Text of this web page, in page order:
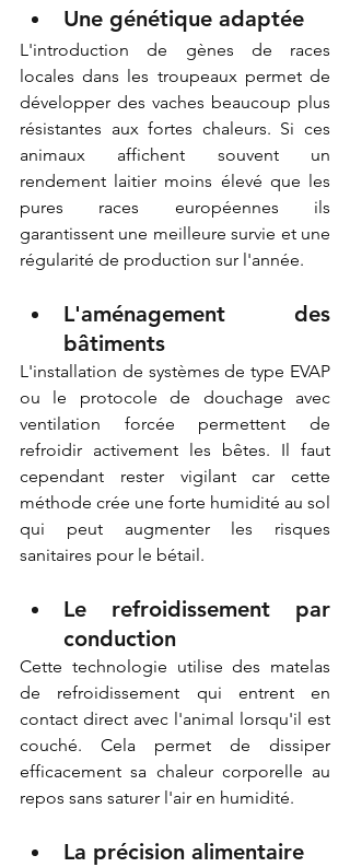
Une génétique adaptée
L'introduction de gènes de races
locales dans les troupeaux permet de
développer des vaches beaucoup plus
résistantes aux fortes chaleurs. Si ces
animaux affichent souvent un
rendement laitier moins élevé que les
pures races européennes ils
garantissent une meilleure survie et une
régularité de production sur l'année.
L'aménagement des
bâtiments
L'installation de systèmes de type EVAP
ou le protocole de douchage avec
ventilation forcée permettent de
refroidir activement les bêtes. Il faut
cependant rester vigilant car cette
méthode crée une forte humidité au sol
qui peut augmenter les risques
sanitaires pour le bétail.
Le refroidissement par
conduction
Cette technologie utilise des matelas
de refroidissement qui entrent en
contact direct avec l'animal lorsqu'il est
couché. Cela permet de dissiper
efficacement sa chaleur corporelle au
repos sans saturer l'air en humidité.
La précision alimentaire